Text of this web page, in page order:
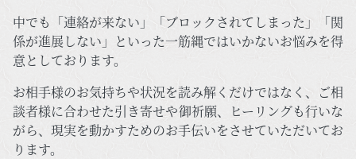
中でも「連絡が来ない」「ブロックされてしまった」「関
係が進展しない」といった一筋縄ではいかないお悩みを得
意としております。
お相手様のお気持ちや状況を読み解くだけではなく、ご相
談者様に合わせた引き寄せや御祈願、ヒーリングも行いな
がら、現実を動かすためのお手伝いをさせていただいてお
ります。